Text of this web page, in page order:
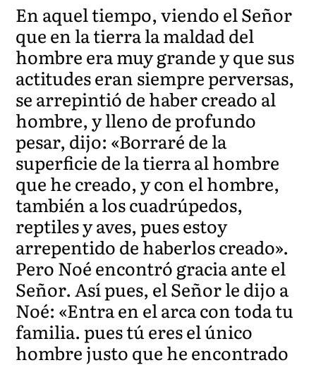
En aquel tiempo, viendo el Señor
que en la tierra la maldad del
hombre era muy grande y que sus
actitudes eran siempre perversas,
se arrepintió de haber creado al
hombre, y lleno de profundo
pesar, dijo: «Borraré de la
superficie de la tierra al hombre
que he creado, y con el hombre,
también a los cuadrúpedos,
reptiles y aves, pues estoy
arrepentido de haberlos creado».
Pero Noé encontró gracia ante el
Señor. Así pues, el Señor le dijo a
Noé: «Entra en el arca con toda tu
familia. pues tú eres el único
hombre justo que he encontrado